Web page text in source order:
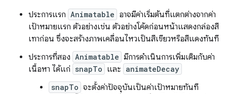
ประการแรก Animatable อาจมีค่าเริ่มต้นที่แตกต่างจากค่า
เป้าหมายแรก ตัวอย่างเช่น ตัวอย่างโค้ดก่อนหน้าแสดงกล่องสี
เทาก่อน ซึ่งจะสร้างภาพเคลื่อนไหวเป็นสีเขียวหรือสีแดงทันที
ประการที่สอง Animatable มีการดำเนินการเพิ่มเติมกับค่า
เนื้อหา ได้แก่ snapTo และ animateDecay
snapTo จะตั้งค่าปัจจุบันเป็นค่าเป้าหมายทันที